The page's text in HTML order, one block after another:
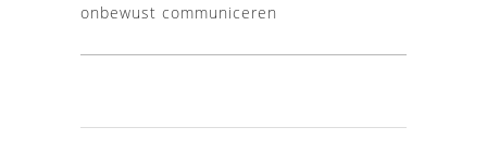
onbewust communiceren